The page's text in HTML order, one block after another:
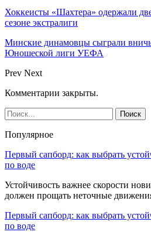
Хоккеисты «Шахтера» одержали
сезоне экстралиги
Минские динамовцы сыграли
Юношеской лиги УЕФА
Prev Next
Комментарии закрыты.
Популярное
Первый сапборд: как выбрать
по воде
Устойчивость важнее скорости
должен прощать неточные
Первый сапборд: как выбрать
по воде